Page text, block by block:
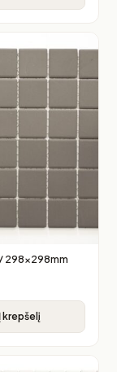
298x298mm
Į krepšelį